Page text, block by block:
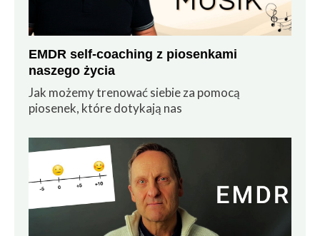
EMDR self-coaching z piosenkami
naszego życia
Jak możemy trenować siebie za pomocą
piosenek, które dotykają nas